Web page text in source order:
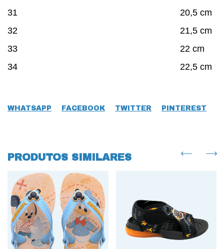
31 20,5 cm
32 21,5 cm
33 22 cm
34 22,5 cm
WHATSAPP FACEBOOK TWITTER PINTEREST
PRODUTOS SIMILARES